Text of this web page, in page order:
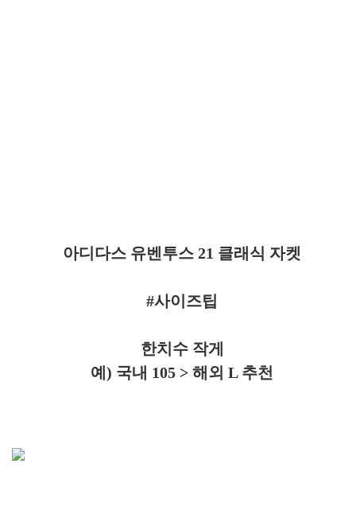
아디다스 유벤투스 21 클래식 자켓
#사이즈팁
한치수 작게
예) 국내 105 > 해외 L 추천